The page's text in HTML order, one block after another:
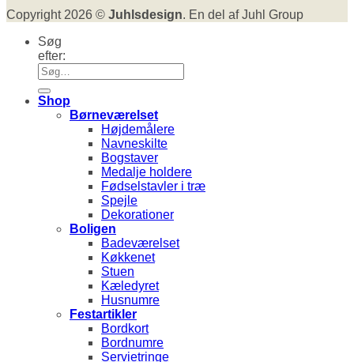
Copyright 2026 © Juhlsdesign. En del af Juhl Group
Søg
efter:
Shop
Børneværelset
Højdemålere
Navneskilte
Bogstaver
Medalje holdere
Fødselstavler i træ
Spejle
Dekorationer
Boligen
Badeværelset
Køkkenet
Stuen
Kæledyret
Husnumre
Festartikler
Bordkort
Bordnumre
Servietringe